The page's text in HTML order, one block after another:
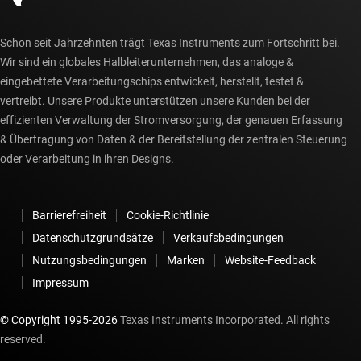
Schon seit Jahrzehnten trägt Texas Instruments zum Fortschritt bei.
Wir sind ein globales Halbleiterunternehmen, das analoge &
eingebettete Verarbeitungschips entwickelt, herstellt, testet &
vertreibt. Unsere Produkte unterstützen unsere Kunden bei der
effizienten Verwaltung der Stromversorgung, der genauen Erfassung
& Übertragung von Daten & der Bereitstellung der zentralen Steuerung
oder Verarbeitung in ihren Designs.
Barrierefreiheit
Cookie-Richtlinie
Datenschutzgrundsätze
Verkaufsbedingungen
Nutzungsbedingungen
Marken
Website-Feedback
Impressum
© Copyright 1995-2026Texas Instruments Incorporated. All rights
reserved.